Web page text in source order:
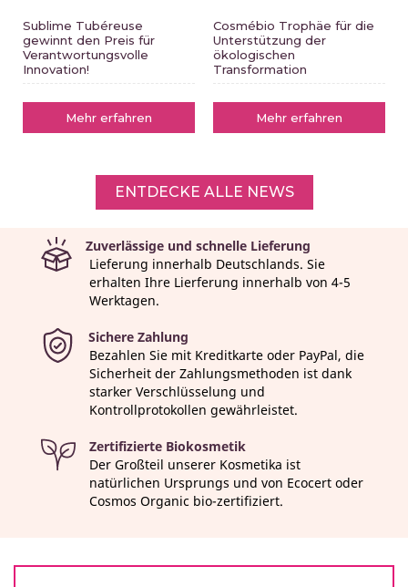
Sublime Tubéreuse
gewinnt den Preis für
Verantwortungsvolle
Innovation!
Mehr erfahren
Cosmébio Trophäe für die
Unterstützung der
ökologischen
Transformation
Mehr erfahren
ENTDECKE ALLE NEWS
Zuverlässige und schnelle Lieferung
Lieferung innerhalb Deutschlands. Sie
erhalten Ihre Lierferung innerhalb von 4-5
Werktagen.
Sichere Zahlung
Bezahlen Sie mit Kreditkarte oder PayPal, die
Sicherheit der Zahlungsmethoden ist dank
starker Verschlüsselung und
Kontrollprotokollen gewährleistet.
Zertifizierte Biokosmetik
Der Großteil unserer Kosmetika ist
natürlichen Ursprungs und von Ecocert oder
Cosmos Organic bio-zertifiziert.